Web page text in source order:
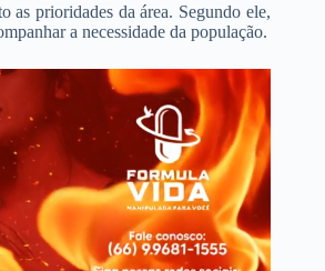
as prioridades da área. Segundo ele,
a necessidade da população.